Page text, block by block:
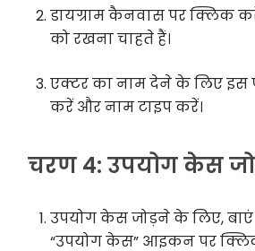
डायग्राम कैनवास पर क्लिक
को रखना चाहते हैं।
एक्टर का नाम देने के लिए
करें और नाम टाइप करें।
चरण 4: उपयोग केस
उपयोग केस जोड़ने के लिए, बाएं
“उपयोग केस” आइकन पर